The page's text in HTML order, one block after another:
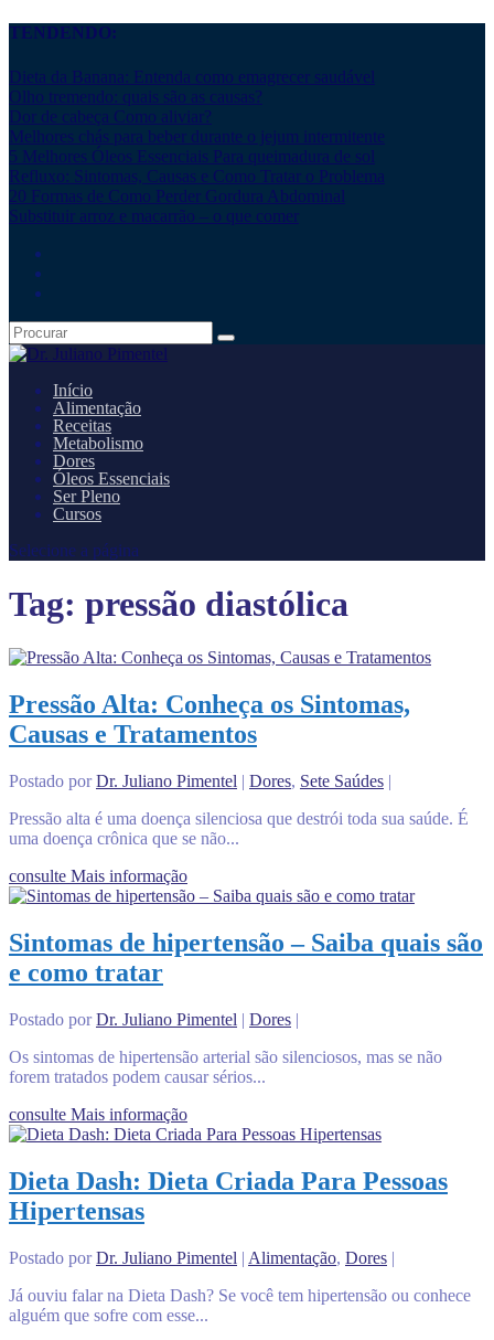
TENDENDO:
Dieta da Banana: Entenda como emagrecer saudável
Olho tremendo: quais são as causas?
Dor de cabeça Como aliviar?
Melhores chás para beber durante o jejum intermitente
5 Melhores Óleos Essenciais Para queimadura de sol
Refluxo: Sintomas, Causas e Como Tratar o Problema
20 Formas de Como Perder Gordura Abdominal
Substituir arroz e macarrão – o que comer
Início
Alimentação
Receitas
Metabolismo
Dores
Óleos Essenciais
Ser Pleno
Cursos
Selecione a página
Tag: pressão diastólica
Pressão Alta: Conheça os Sintomas,
Causas e Tratamentos
Postado porDr. Juliano Pimentel | Dores, Sete Saúdes |
Pressão alta é uma doença silenciosa que destrói toda sua saúde. É
uma doença crônica que se não...
consulte Mais informação
Sintomas de hipertensão – Saiba quais são
e como tratar
Postado porDr. Juliano Pimentel | Dores |
Os sintomas de hipertensão arterial são silenciosos, mas se não
forem tratados podem causar sérios...
consulte Mais informação
Dieta Dash: Dieta Criada Para Pessoas
Hipertensas
Postado porDr. Juliano Pimentel | Alimentação, Dores |
Já ouviu falar na Dieta Dash? Se você tem hipertensão ou conhece
alguém que sofre com esse...